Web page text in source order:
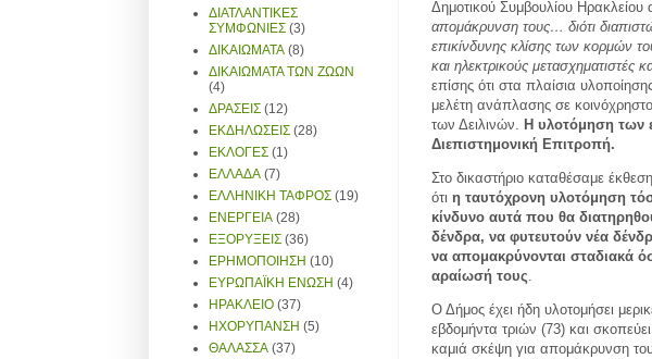
Δημοτικού Συμβουλίου Ηρακλείου
απομάκρυνση τους… διότι
επικίνδυνης κλίσης των κορμών
και ηλεκτρικούς μετασχηματιστές
επίσης ότι στα πλαίσια
μελέτη ανάπλασης σε
των Δειλινών.
Η υλοτόμηση των
Διεπιστημονική Επιτροπή.
Στο δικαστήριο καταθέσαμε
ότι η ταυτόχρονη υλοτόμηση
κίνδυνο αυτά που θα
δένδρα, να φυτευτούν νέα
να απομακρύνονται σταδιακά
αραίωσή τους.
Ο Δήμος έχει ήδη υλοτομήσει
εβδομήντα τριών (73) και
καμιά σκέψη για απομάκρυνση
ΔΙΑΤΛΑΝΤΙΚΕΣ
ΣΥΜΦΩΝΙΕΣ (3)
ΔΙΚΑΙΩΜΑΤΑ (8)
ΔΙΚΑΙΩΜΑΤΑ ΤΩΝ ΖΩΩΝ
(4)
ΔΡΑΣΕΙΣ (12)
ΕΚΔΗΛΩΣΕΙΣ (28)
ΕΚΛΟΓΕΣ (1)
ΕΛΛΑΔΑ (7)
ΕΛΛΗΝΙΚΗ ΤΑΦΡΟΣ (19)
ΕΝΕΡΓΕΙΑ (28)
ΕΞΟΡΥΞΕΙΣ (36)
ΕΡΗΜΟΠΟΙΗΣΗ (10)
ΕΥΡΩΠΑΪΚΗ ΕΝΩΣΗ (4)
ΗΡΑΚΛΕΙΟ (37)
ΗΧΟΡΥΠΑΝΣΗ (5)
ΘΑΛΑΣΣΑ (37)